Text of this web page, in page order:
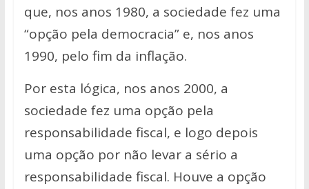
que, nos anos 1980, a sociedade fez uma
“opção pela democracia” e, nos anos
1990, pelo fim da inflação.
Por esta lógica, nos anos 2000, a
sociedade fez uma opção pela
responsabilidade fiscal, e logo depois
uma opção por não levar a sério a
responsabilidade fiscal. Houve a opção